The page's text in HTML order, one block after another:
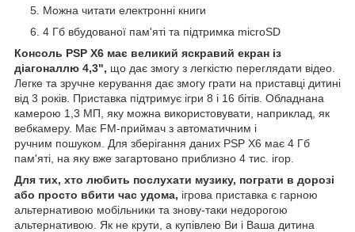
Можна читати електронні книги
4 Гб вбудованої пам'яті та підтримка microSD
Консоль PSP X6 має великий яскравий екран із
діагоналлю 4,3", що дає змогу з легкістю переглядати відео.
Легке та зручне керування дає змогу грати на приставці дитині
від 3 років. Приставка підтримує ігри 8 і 16 бітів. Обладнана
камерою 1,3 МП, яку можна використовувати, наприклад, як
вебкамеру. Має FM-приймач з автоматичним і
ручним пошуком. Для зберігання даних PSP X6 має 4 Гб
пам'яті, на яку вже загартовано приблизно 4 тис. ігор.
Для тих, хто любить послухати музику, пограти в дорозі
або просто вбити час удома, ігрова приставка є гарною
альтернативою мобільники та знову-таки недорогою
альтернативою. Як не крути, а купівлею Ви і Ваша дитина